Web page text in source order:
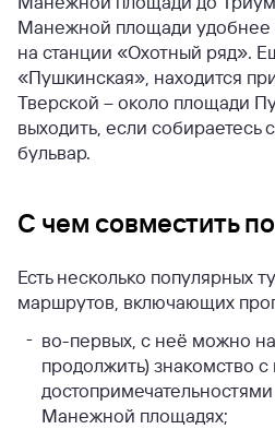
Манежной площади удобнее
на станции «Охотный ряд».
«Пушкинская», находится
Тверской – около площади
выходить, если собираетесь
бульвар.
С чем совместить
Есть несколько популярных
маршрутов, включающих
во-первых, с неё можно
продолжить) знакомство с
Манежной площадях;